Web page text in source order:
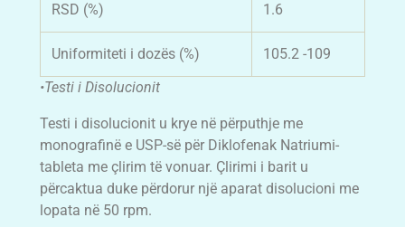
RSD (%) 1.6
Uniformiteti i dozës (%)
105.2 -109
•Testi i Disolucionit
Testi i disolucionit u krye në përputhje me
monografinë e USP-së për Diklofenak Natriumi-
tableta me çlirim të vonuar. Çlirimi i barit u
përcaktua duke përdorur një aparat disolucioni me
lopata në 50 rpm.